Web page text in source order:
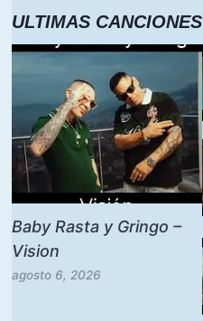
ULTIMAS CANCIONES
Baby Rasta y Gringo –
Vision
agosto 6, 2026